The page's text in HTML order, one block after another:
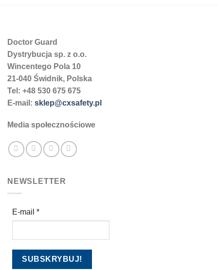
Doctor Guard
Dystrybucja sp. z o.o.
Wincentego Pola 10
21-040 Świdnik, Polska
Tel: +48 530 675 675
E-mail: sklep@cxsafety.pl
Media społecznościowe
NEWSLETTER
E-mail *